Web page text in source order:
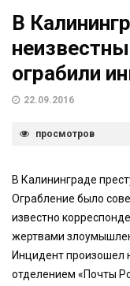
В
ограбили
22.09.2016
просмотров
В Калининграде
Ограбление было
известно
жертвами
Инцидент произошел
отделением «Почты